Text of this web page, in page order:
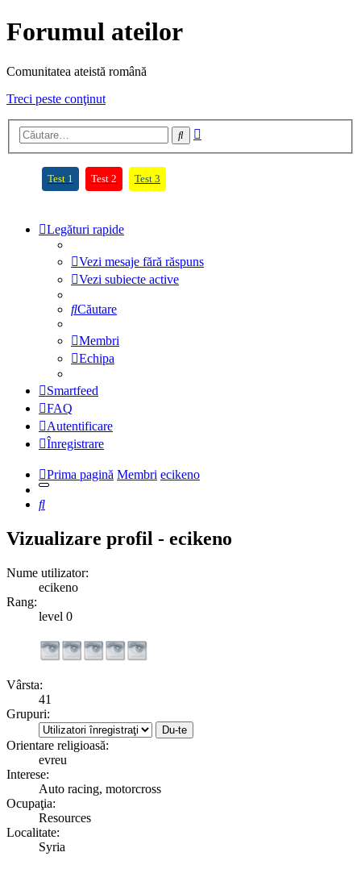
Forumul ateilor
Comunitatea ateistă română
Treci peste conţinut
Căutare
Test 1 (Opens a new tab)
Test 2 (Opens a new tab)
Test 3
Legături rapide
Vezi mesaje fără răspuns
Vezi subiecte active
Căutare
Membri
Echipa
Smartfeed
FAQ
Autentificare
Înregistrare
Prima pagină Membri ecikeno
Căutare
Vizualizare profil - ecikeno
Nume utilizator:
ecikeno
Rang:
level 0
Vârsta:
41
Grupuri:
Orientare religioasă:
evreu
Interese:
Auto racing, motorcross
Ocupaţia:
Resources
Localitate:
Syria